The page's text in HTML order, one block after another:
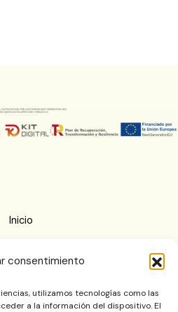
consentimiento
utilizamos tecnologías como las
a la información del dispositivo. El
Inicio
Imprenta
Blog